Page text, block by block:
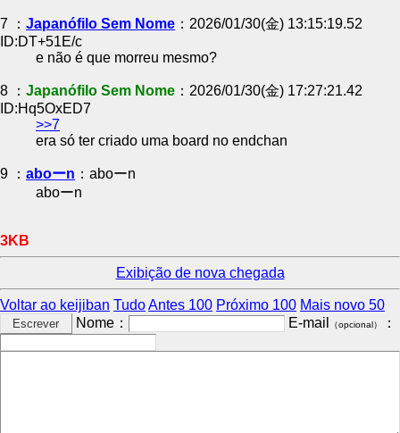
7 ： Japanófilo Sem Nome ：2026/01/30(金) 13:15:19.52
ID:DT+51E/c
e não é que morreu mesmo?
8 ： Japanófilo Sem Nome ：2026/01/30(金) 17:27:21.42
ID:Hq5OxED7
>>7
era só ter criado uma board no endchan
9 ： aboーn ：aboーn
aboーn
3KB
Exibição de nova chegada
Voltar ao keijiban TudoAntes 100 Próximo 100 Mais novo 50
Nome：
E-mail （opcional） ：